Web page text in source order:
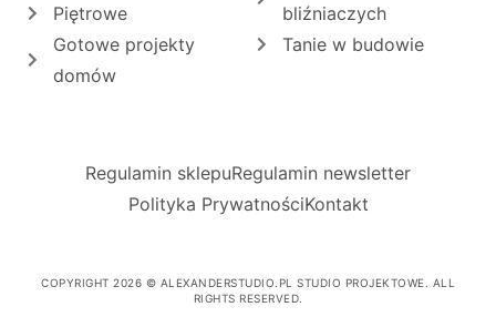
Piętrowe
Gotowe projekty
domów
bliźniaczych
Tanie w budowie
COPYRIGHT 2026 © ALEXANDERSTUDIO.PL STUDIO PROJEKTOWE. ALL
RIGHTS RESERVED.
Regulamin sklepuRegulamin newsletter
Polityka PrywatnościKontakt